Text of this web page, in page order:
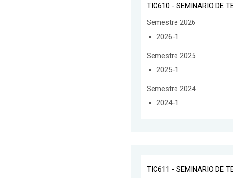
TIC610 - SEMINARIO DE
Semestre 2026
2026-1
Semestre 2025
2025-1
Semestre 2024
2024-1
TIC611 - SEMINARIO DE